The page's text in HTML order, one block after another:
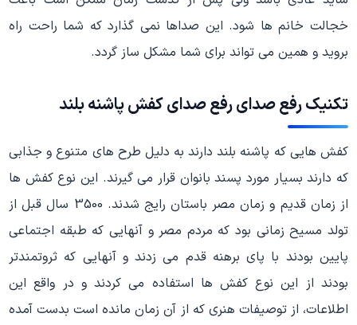
خجالت خانم ها شود. این صداها نمی گذارد که شما راحت راه
بروید و همین می تواند برای شما مشکل ساز گردد.
تکنیک رفع صدای رفع صدای کفش پاشنه بلند
کفش هایی که پاشنه بلند دارند به دلیل طرح های متنوع و جذابی
که دارند بسیار مورد پسند بانوان قرار می گیرند. این نوع کفش ها
از زمان قدیم و زمان مصر باستان رایج شدند. 3500 سال قبل از
تولد مسیح زمانی بود که مردم مصر و آنهایی که طبقه اجتماعی
پایین بودند با پای برهنه قدم می زدند و آنهایی که ثروتمندتر
بودند از این نوع کفش ها استفاده می کردند و در واقع این
اطلاعات، از توصیفات هنری که از آن زمان مانده است بدست آمده